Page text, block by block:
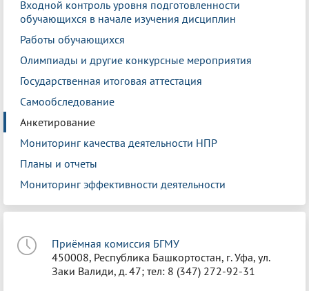
Входной контроль уровня подготовленности
обучающихся в начале изучения дисциплин
Работы обучающихся
Олимпиады и другие конкурсные мероприятия
Государственная итоговая аттестация
Самообследование
Анкетирование
Мониторинг качества деятельности НПР
Планы и отчеты
Мониторинг эффективности деятельности
Приёмная комиссия БГМУ
450008, Республика Башкортостан, г. Уфа, ул.
Заки Валиди, д. 47; тел: 8 (347) 272-92-31